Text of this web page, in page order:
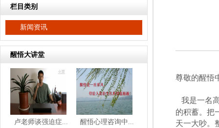
栏目类别
新闻资讯
醒悟大讲堂
卢老师谈强迫症... 醒悟心理咨询中...
尊敬的醒悟
我是一名
的积蓄。把
天一大吵。